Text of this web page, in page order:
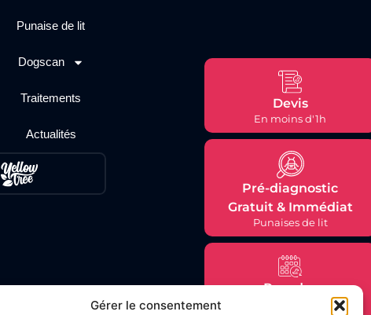
Gérer le consentement
Devis
En moins d'1h
Pré-diagnostic
Gratuit & Immédiat
Punaises de lit
Prendre
Punaise de lit
Dogscan
Traitements
Actualités